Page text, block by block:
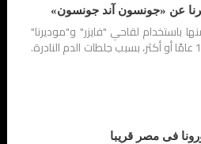
عن «جونسون آند جونسون»
باستخدام لقاحي "فايزر" و"موديرنا"
بدلًا من "جونسون آند جونسون" للأشخاص الذين تبلغ أعمارهم 18 عامًا أو أكثر، بسبب جلطات الدم النادرة.
فى مصر قريبا